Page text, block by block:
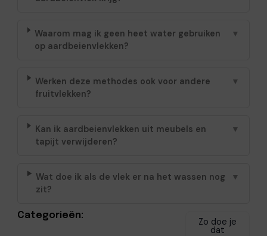
Waarom mag ik geen heet water gebruiken
op aardbeienvlekken?
▼
Werken deze methodes ook voor andere
fruitvlekken?
▼
Kan ik aardbeienvlekken uit meubels en
tapijt verwijderen?
▼
Wat doe ik als de vlek er na het wassen nog
zit?
▼
Categorieën:
Zo doe je
dat